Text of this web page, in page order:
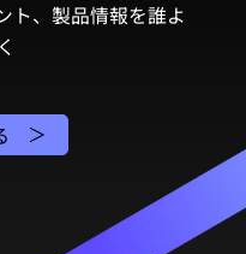
ト、製品情報を誰よ